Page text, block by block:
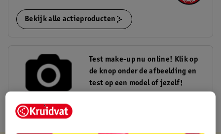
Bekijk alle actieproducten
Test make-up nu online! Klik op
de knop onder de afbeelding en
test op een model of jezelf!